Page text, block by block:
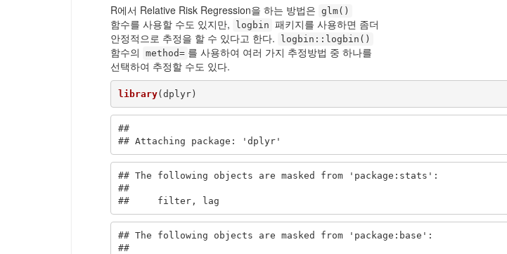
R에서 Relative Risk Regression을 하는 방법은 glm()
함수를 사용할 수도 있지만, logbin 패키지를 사용하면 좀더
안정적으로 추정을 할 수 있다고 한다.
logbin::logbin()
함수의 method= 를 사용하여 여러 가지 추정방법 중 하나를
선택하여 추정할 수도 있다.
library(dplyr)
##
## Attaching package: 'dplyr'
## The following objects are masked from 'package:stats':
##
##     filter, lag
## The following objects are masked from 'package:base':
##